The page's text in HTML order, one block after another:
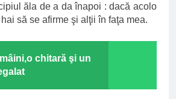
ăla de a da înapoi : dacă acolo
să se afirme şi alţii în faţa mea.
chitară şi un